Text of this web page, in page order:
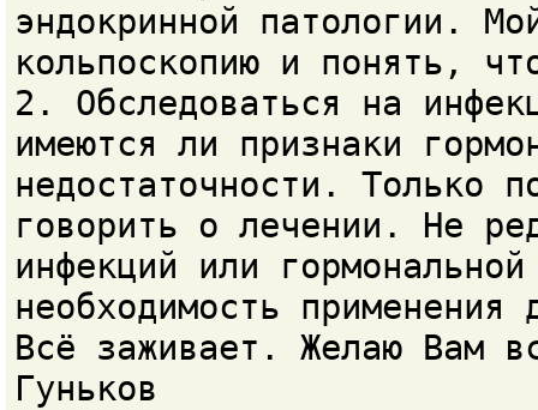
эндокринной патологии.
кольпоскопию и понять,
2. Обследоваться на
имеются ли признаки
недостаточности. Только
говорить о лечении. Не
инфекций или
необходимость
Всё заживает. Желаю Вам
Гуньков